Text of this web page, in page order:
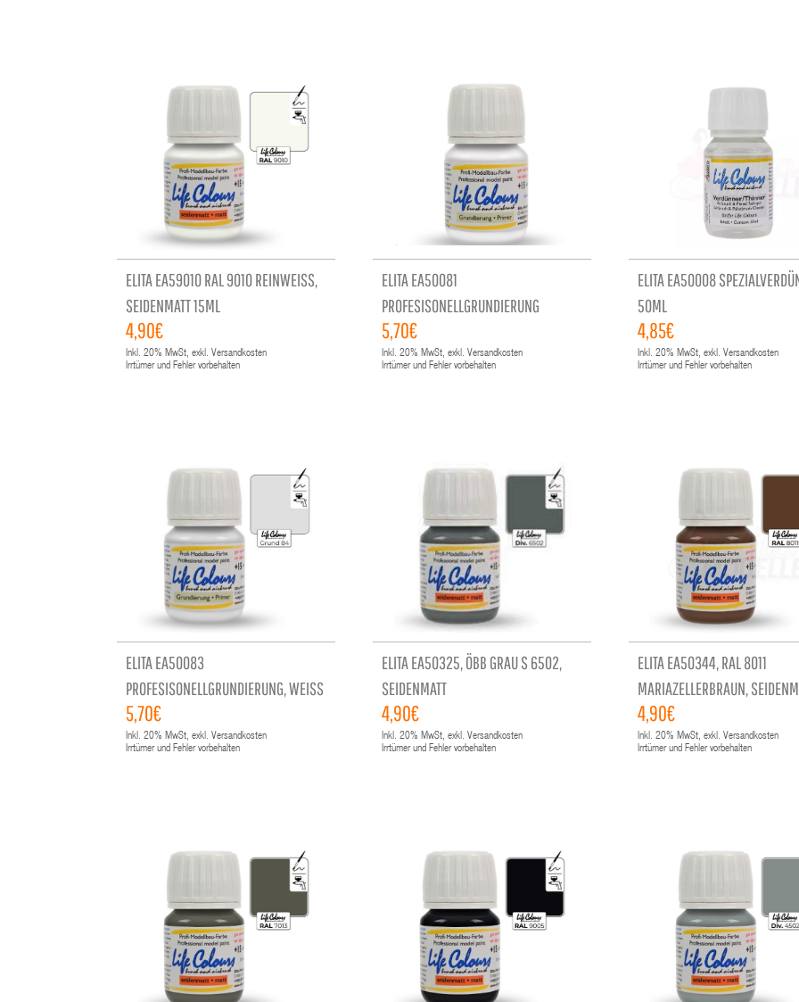
ELITA EA59010 RAL 9010 REINWEISS,
SEIDENMATT 15ML
4,90€
Inkl. 20% MwSt, exkl. Versandkosten
Irrtümer und Fehler vorbehalten
ELITA EA50081
PROFESISONELLGRUNDIERUNG
UNIVERSAL, WEISS
5,70€
Inkl. 20% MwSt, exkl. Versandkosten
Irrtümer und Fehler vorbehalten
ELITA EA50008
50ML
4,85€
Inkl. 20% MwSt, exkl. Versandkosten
Irrtümer und Fehler vorbehalten
ELITA EA50083
PROFESISONELLGRUNDIERUNG, WEISS
5,70€
Inkl. 20% MwSt, exkl. Versandkosten
Irrtümer und Fehler vorbehalten
ELITA EA50325, ÖBB GRAU S 6502,
SEIDENMATT
4,90€
Inkl. 20% MwSt, exkl. Versandkosten
Irrtümer und Fehler vorbehalten
ELITA EA50344, RAL 8011
MARIAZELLERBRAUN,
4,90€
Inkl. 20% MwSt, exkl. Versandkosten
Irrtümer und Fehler vorbehalten